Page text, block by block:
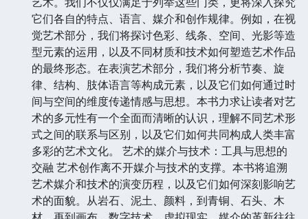
它们各自的特点、语言、媒介和创作规律。例如，在视
觉艺术部分，我们将探讨色彩、线条、空间、光影等造
型元素的运用，以及不同材质和技术如何塑造艺术作品
的最终形态。在表演艺术部分，我们将分析节奏、旋
律、结构、肢体语言等构成元素，以及它们如何通过时
间与空间的维度传递情感与思想。本书力求让读者对艺
术的多元性有一个全面而清晰的认识，理解不同艺术形
式之间的联系与区别，以及它们如何共同构成人类丰富
多彩的艺术文化。 艺术的媒介与技术：工具与思想的
交融 艺术创作离不开媒介与技术的支撑。本书将追溯
艺术媒介和技术的演变历程，以及它们如何深刻影响艺
术的面貌。从岩石、泥土、颜料，到青铜、石头、木